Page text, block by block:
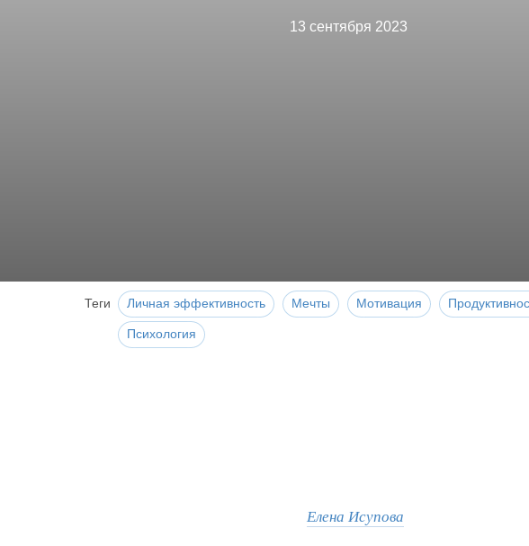
13 сентября 2023
Теги Личная эффективность Мечты Мотивация
Психология
Елена Исупова